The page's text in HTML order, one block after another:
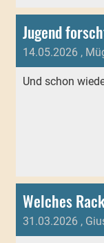
Jugend
14.05.2026 ,
Und schon
Welches
31.03.2026 ,